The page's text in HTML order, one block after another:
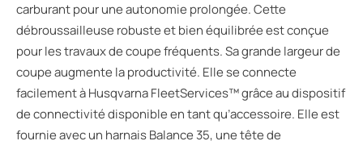
carburant pour une autonomie prolongée. Cette
débroussailleuse robuste et bien équilibrée est conçue
pour les travaux de coupe fréquents. Sa grande largeur de
coupe augmente la productivité. Elle se connecte
facilement à Husqvarna FleetServices™ grâce au dispositif
de connectivité disponible en tant qu’accessoire. Elle est
fournie avec un harnais Balance 35, une tête de